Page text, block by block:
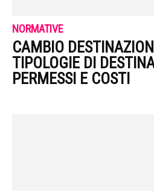
NORMATIVE
CAMBIO
TIPOLOGIE DI
PERMESSI E COSTI